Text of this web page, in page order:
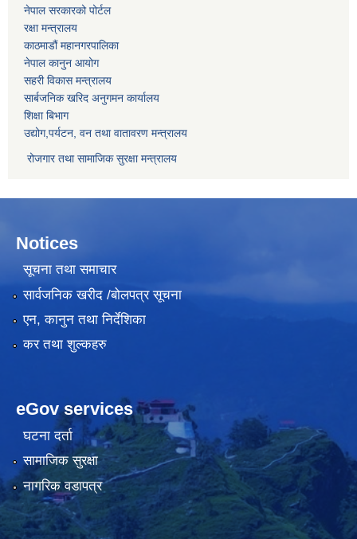
नेपाल सरकारको पोर्टल
रक्षा मन्त्रालय
काठमाडौं महानगरपालिका
नेपाल कानुन आयोग
सहरी विकास मन्त्रालय
सार्बजनिक खरिद अनुगमन कार्यालय
शिक्षा बिभाग
उद्योग,पर्यटन, वन तथा वातावरण मन्त्रालय
रोजगार तथा सामाजिक सुरक्षा मन्त्रालय
Notices
सूचना तथा समाचार
सार्वजनिक खरीद /बोलपत्र सूचना
एन, कानुन तथा निर्देशिका
कर तथा शुल्कहरु
eGov services
घटना दर्ता
सामाजिक सुरक्षा
नागरिक वडापत्र